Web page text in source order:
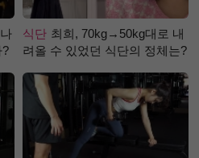
?
식단 최희, 70kg→50kg대로 내
려올 수 있었던 식단의 정체는?